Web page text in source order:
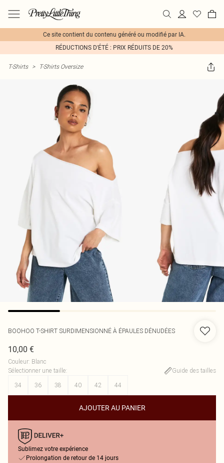
Ce site contient du contenu généré ou modifié par IA.
RÉDUCTIONS D'ÉTÉ : PRIX RÉDUITS DE 20%
T-Shirts > T-Shirts Oversize
BOOHOO T-SHIRT SURDIMENSIONNÉ À ÉPAULES DÉNUDÉES
10,00 €
Couleur: Blanc
Sélectionner une taille:
Guide des tailles
34
36 38 40 42 44
AJOUTER AU PANIER
Sublimez votre expérience
Prolongation de retour de 14 jours